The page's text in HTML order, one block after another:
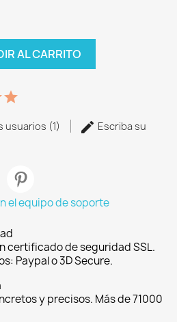
AL CARRITO
usuarios (1)
Escriba su
el equipo de soporte
certificado de seguridad SSL.
Paypal o 3D Secure.
y precisos. Más de 71000